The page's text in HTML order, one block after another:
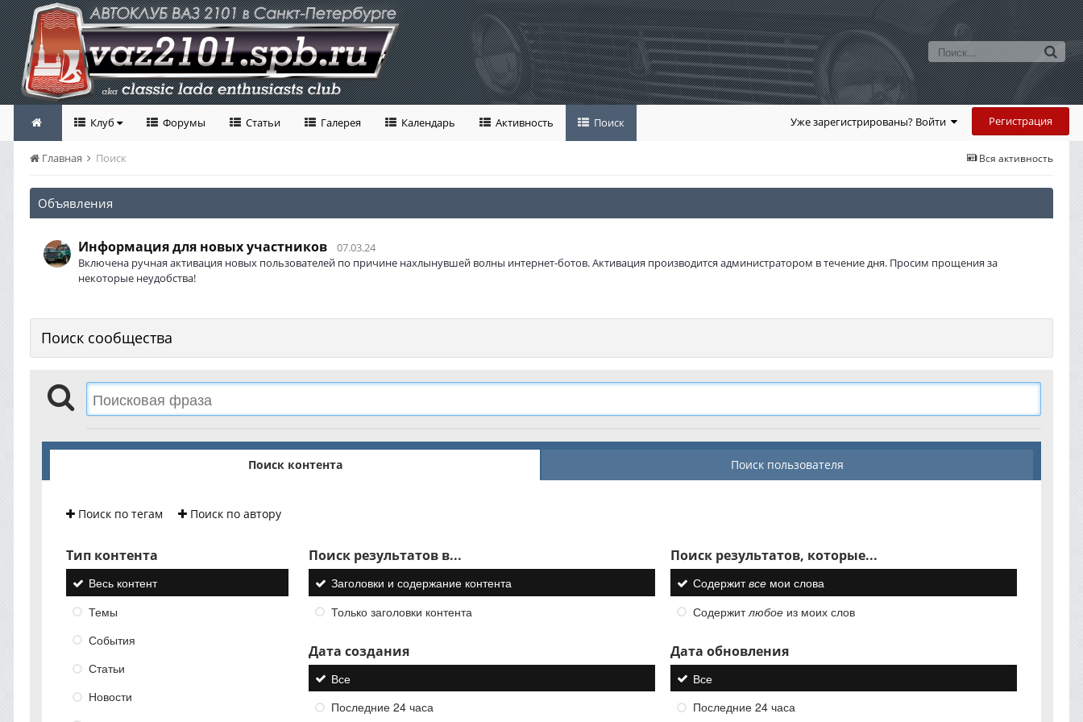
Уже зарегистрированы? Войти Регистрация
Клуб Форумы Статьи Галерея Календарь Активность Поиск
Вся активность
Главная Поиск
Объявления
Информация для новых участников
07.03.24
Включена ручная активация новых пользователей по причине нахлынувшей волны интернет-ботов. Активация производится администратором в течение дня. Просим прощения за
некоторые неудобства!
Поиск сообщества
Поиск контента Поиск пользователя
Поиск по тегам Поиск по автору
Тип контента
Весь контент
Темы
События
Статьи
Новости
Поиск результатов в...
Заголовки и содержание контента
Только заголовки контента
Поиск результатов, которые...
Содержитвсемои слова
Содержитлюбоеиз моих слов
Дата создания
Все
Последние 24 часа
Дата обновления
Все
Последние 24 часа